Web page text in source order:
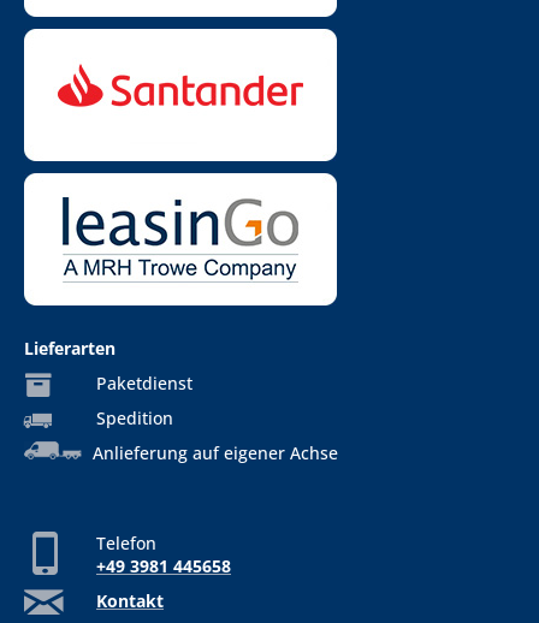
Lieferarten
Paketdienst
Spedition
Anlieferung auf eigener Achse
Telefon
+49 3981 445658
Kontakt